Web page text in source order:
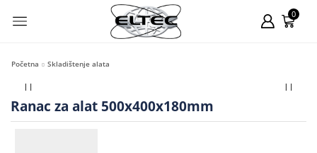
0
Početna Skladištenje alata
Ranac za alat 500x400x180mm